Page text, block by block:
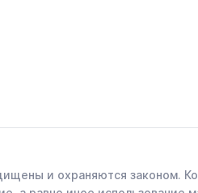
и охраняются законом.